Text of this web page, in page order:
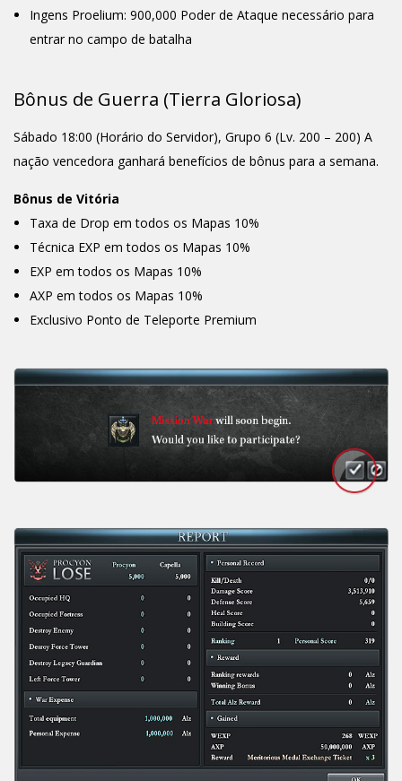
Ingens Proelium: 900,000 Poder de Ataque necessário para
entrar no campo de batalha
Bônus de Guerra (Tierra Gloriosa)
Sábado 18:00 (Horário do Servidor), Grupo 6 (Lv. 200 – 200) A
nação vencedora ganhará benefícios de bônus para a semana.
Bônus de Vitória
Taxa de Drop em todos os Mapas 10%
Técnica EXP em todos os Mapas 10%
EXP em todos os Mapas 10%
AXP em todos os Mapas 10%
Exclusivo Ponto de Teleporte Premium